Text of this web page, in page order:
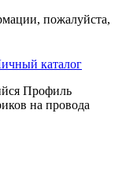
пожалуйста,
каталог
Профиль
на провода